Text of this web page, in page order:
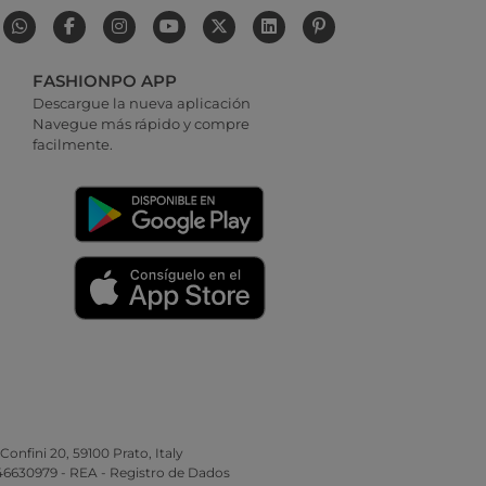
FASHIONPO APP
Descargue la nueva aplicación
Navegue más rápido y compre
facilmente.
20, 59100 Prato, Italy
- REA - Registro de Dados